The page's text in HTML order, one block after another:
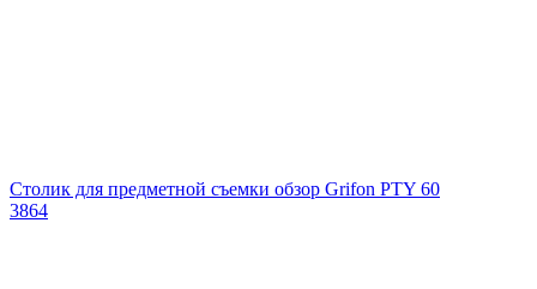
Столик для предметной съемки обзор Grifon PTY 60
3864